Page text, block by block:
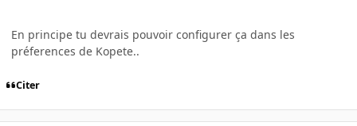
En principe tu devrais pouvoir configurer ça dans les
préferences de Kopete..
Citer